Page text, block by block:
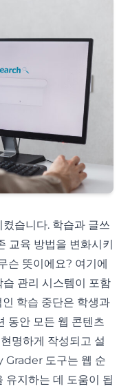
습니다. 학습과 글쓰
교육 방법을 변화시키
슨 뜻이에요? 여기에
관리 시스템이 포함
학습 중단은 학생과
동안 모든 웹 콘텐츠
명하게 작성되고 설
Grader 도구는 웹 순
유지하는 데 도움이 됩